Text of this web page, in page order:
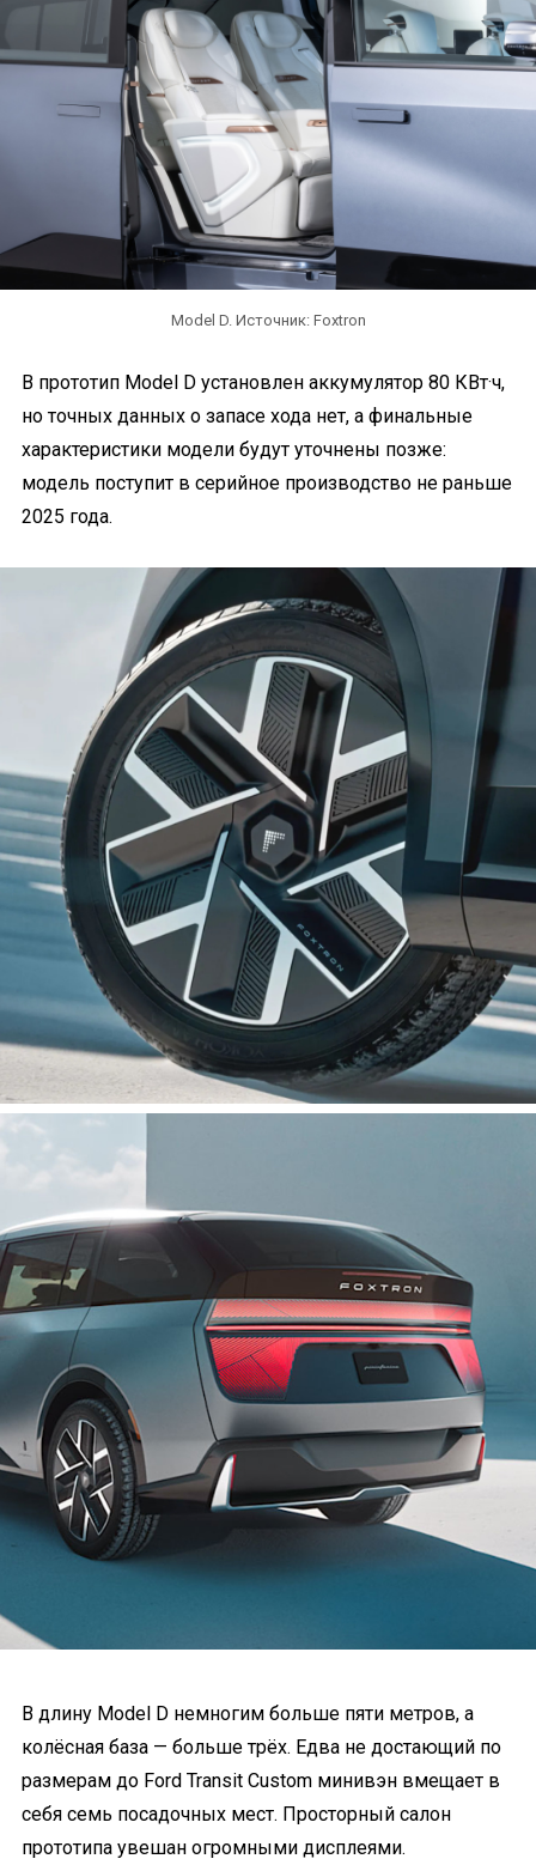
Model D. Источник: Foxtron
В прототип Model D установлен аккумулятор 80 КВт·ч,
но точных данных о запасе хода нет, а финальные
характеристики модели будут уточнены позже:
модель поступит в серийное производство не раньше
2025 года.
В длину Model D немногим больше пяти метров, а
колёсная база — больше трёх. Едва не достающий по
размерам до Ford Transit Custom минивэн вмещает в
себя семь посадочных мест. Просторный салон
прототипа увешан огромными дисплеями.